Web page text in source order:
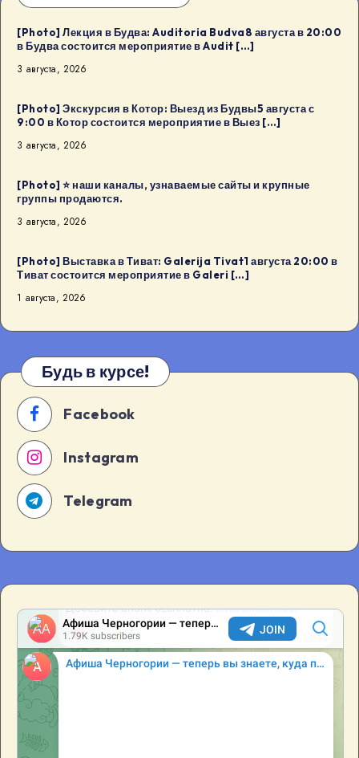
[Photo] Лекция в Будва: Auditoria Budva8 августа в 20:00
в Будва состоится мероприятие в Audit […]
3 августа, 2026
[Photo] Экскурсия в Котор: Выезд из Будвы5 августа с
9:00 в Котор состоится мероприятие в Выез […]
3 августа, 2026
[Photo] ⭐️ наши каналы, узнаваемые сайты и крупные
группы продаются.
3 августа, 2026
[Photo] Выставка в Тиват: Galerija Tivat1 августа 20:00 в
Тиват состоится мероприятие в Galeri […]
1 августа, 2026
Будь в курсе!
Facebook
Instagram
Telegram